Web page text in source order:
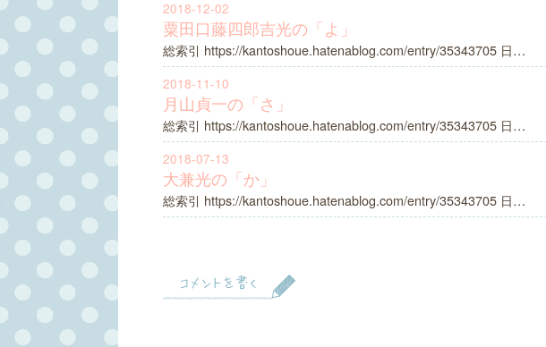
2018-12-02
粟田口藤四郎吉光の「よ」
総索引 https://kantoshoue.hatenablog.com/entry/35343705 日…
2018-11-10
月山貞一の「さ」
総索引 https://kantoshoue.hatenablog.com/entry/35343705 日…
2018-07-13
大兼光の「か」
総索引 https://kantoshoue.hatenablog.com/entry/35343705 日…
コメントを書く